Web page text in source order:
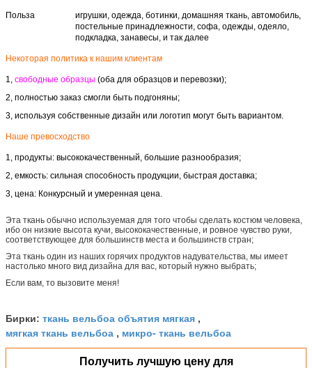
Польза
игрушки, одежда, ботинки, домашняя ткань, автомобиль,
постельные принадлежности, софа, одежды, одеяло,
подкладка, занавесы, и так далее
Некоторая политика к нашим клиентам
1, свободные образцы (оба для образцов и перевозки);
2, полностью заказ смогли быть подгоняны;
3, используя собственные дизайн или логотип могут быть вариантом.
Наше превосходство
1, продукты: высококачественный, большие разнообразия;
2, емкость: сильная способность продукции, быстрая доставка;
3, цена: Конкурсный и умеренная цена.
Эта ткань обычно используемая для того чтобы сделать костюм человека,
ибо он низкие высота кучи, высококачественные, и ровное чувство руки,
соответствующее для большинств места и большинств стран;
Эта ткань один из наших горячих продуктов надувательства, мы имеет
настолько много вид дизайна для вас, который нужно выбрать;
Если вам, то вызовите меня!
Бирки: ткань вельбоа объятия мягкая ,
мягкая ткань вельбоа , микро- ткань вельбоа
Получить лучшую цену для